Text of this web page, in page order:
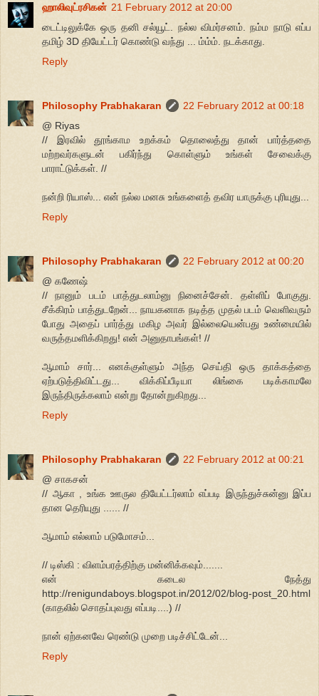
ஹாலிவுட்ரசிகன் 21 February 2012 at 20:00
டைட்டிலுக்கே ஒரு தனி சல்யூட். நல்ல விமர்சனம். நம்ம நாடு எப்ப
தமிழ் 3D தியேட்டர் கொண்டு வந்து ... ம்ம்ம். நடக்காது.
Reply
Philosophy Prabhakaran
22 February 2012 at 00:18
@ Riyas
// இரவில் தூங்காம உறக்கம் தொலைத்து தான் பார்த்ததை
மற்றவர்களுடன் பகிர்ந்து கொள்ளும் உங்கள் சேவைக்கு
பாராட்டுக்கள். //
நன்றி ரியாஸ்... என் நல்ல மனசு உங்களைத் தவிர யாருக்கு புரியுது...
Reply
Philosophy Prabhakaran
22 February 2012 at 00:20
@ கணேஷ்
// நானும் படம் பாத்துடலாம்னு நினைச்சேன். தள்ளிப் போகுது.
சீக்கிரம் பாத்துடறேன்... நாயகனாக நடித்த முதல் படம் வெளிவரும்
போது அதைப் பார்த்து மகிழ அவர் இல்லையென்பது உண்மையில்
வருத்தமளிக்கிறது! என் அனுதாபங்கள்! //
ஆமாம் சார்... எனக்குள்ளும் அந்த செய்தி ஒரு தாக்கத்தை
ஏற்படுத்திவிட்டது... விக்கிப்பீடியா லிங்கை படிக்காமலே
இருந்திருக்கலாம் என்று தோன்றுகிறது...
Reply
Philosophy Prabhakaran
22 February 2012 at 00:21
@ சாகசன்
// ஆகா , உங்க ஊருல தியேட்டர்லாம் எப்படி இருந்துச்சுன்னு இப்ப
தான தெரியுது ...... //
ஆமாம் எல்லாம் படுமோசம்...
// டிஸ்கி : விளம்பரத்திற்கு மன்னிக்கவும்.......
என் கடைல நேத்து
http://renigundaboys.blogspot.in/2012/02/blog-post_20.html
(காதலில் சொதப்புவது எப்படி....) //
நான் ஏற்கனவே ரெண்டு முறை படிச்சிட்டேன்...
Reply